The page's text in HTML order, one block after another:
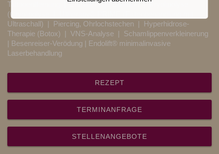
Tattooentfernung
Enthaarung / Epilation
(Cryolipolyse
Ultraschall)
Piercing, Ohrlochstechen
Hyperhidrose-
Therapie (Botox)
VNS-Analyse
Schamlippenverkleinerung
Besenreiser-Verödung | Endolift® minimalinvasive
Laserbehandlung
REZEPT
TERMINANFRAGE
STELLENANGEBOTE